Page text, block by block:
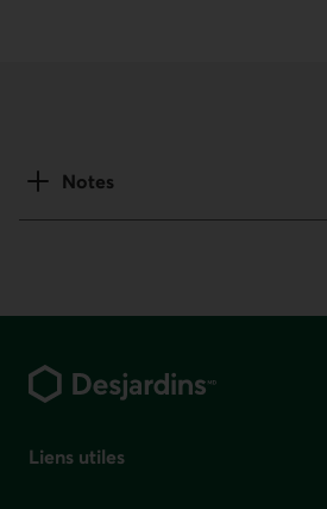
Notes
Liens utiles